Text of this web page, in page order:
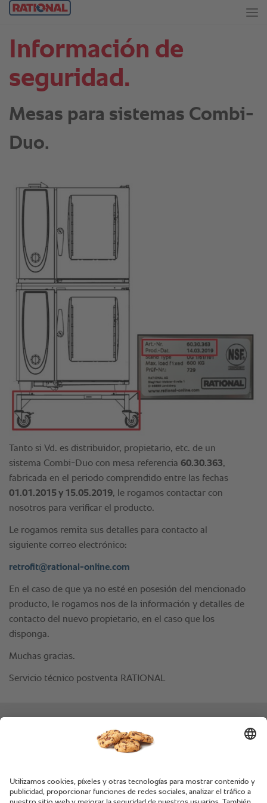
Información de
seguridad.
Mesas para sistemas Combi-
Duo.
Tanto si Vd. es distribuidor, propietario, etc. de un
sistema Combi-Duo con mesa referencia 60.30.363,
fabricada en el periodo comprendido entre las fechas
01.01.2015 y 15.05.2019, le rogamos contactar con
nosotros para verificar el producto.
Le rogamos remita sus detalles para contacto al
siguiente correo electrónico:
retrofit@rational-online.com
En el caso de que ya no esté en posesión del mencionado
producto, le rogamos nos de la información y detalles de
contacto del nuevo propietario, en el caso que los
disponga.
Muchas gracias.
Servicio técnico postventa RATIONAL